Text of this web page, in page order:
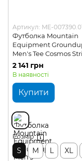
Артикул: ME-
Футболка Mountain
Equipment
Men's Tee Cosmos
2 141 грн
В наявності
Купити
Розмір
S M L XL